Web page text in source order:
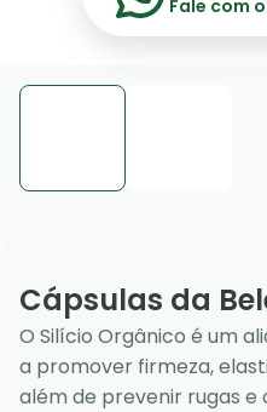
Fale com
Cápsulas da
O Silício Orgânico é um
a promover firmeza,
além de prevenir rugas